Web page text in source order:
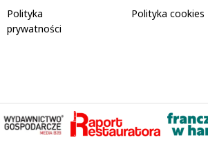
Polityka
prywatności
Polityka cookies